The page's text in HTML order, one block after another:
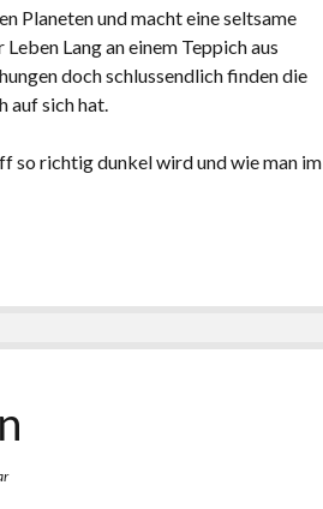
Planeten und macht eine seltsame
Lang an einem Teppich aus
doch schlussendlich finden die
auf sich hat.
so richtig dunkel wird und wie man im